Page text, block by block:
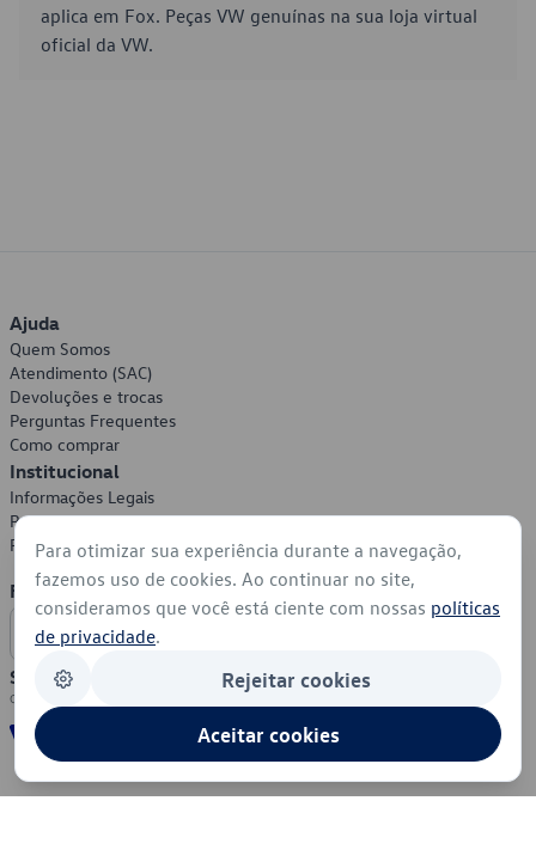
aplica em Fox. Peças VW genuínas na sua loja virtual
oficial da VW.
Ajuda
Quem Somos
Atendimento (SAC)
Devoluções e trocas
Perguntas Frequentes
Como comprar
Institucional
Informações Legais
Política de Privacidade
Política de Cookies
Formas de Pagamento
Segurança
Para otimizar sua experiência durante a navegação,
fazemos uso de cookies. Ao continuar no site,
consideramos que você está ciente com nossas políticas
de privacidade.
Rejeitar cookies
Aceitar cookies